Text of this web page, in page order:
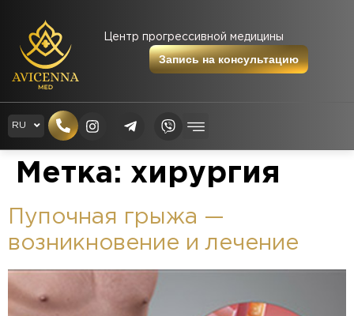
Центр прогрессивной медицины
Запись на консультацию
RU
UK
Метка: хирургия
Пупочная грыжа —
возникновение и лечение